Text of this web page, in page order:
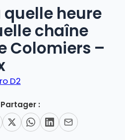
quelle heure
chaîne
Colomiers –
D2
Partager :